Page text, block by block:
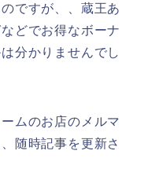
ですが、、蔵王あ
どでお得なボーナ
分かりませんでし
ムのお店のメルマ
随時記事を更新さ